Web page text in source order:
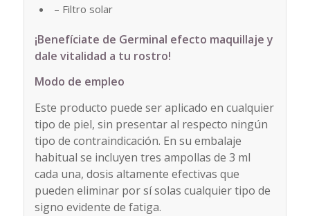
– Filtro solar
¡Benefíciate de Germinal efecto maquillaje y
dale vitalidad a tu rostro!
Modo de empleo
Este producto puede ser aplicado en cualquier
tipo de piel, sin presentar al respecto ningún
tipo de contraindicación. En su embalaje
habitual se incluyen tres ampollas de 3 ml
cada una, dosis altamente efectivas que
pueden eliminar por sí solas cualquier tipo de
signo evidente de fatiga.